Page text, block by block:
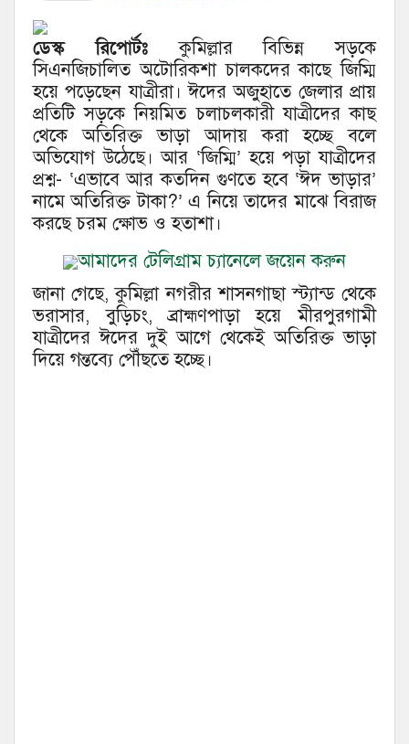
ডেস্ক রিপোর্টঃকুমিল্লার বিভিন্ন সড়কে
সিএনজিচালিত অটোরিকশা চালকদের কাছে জিম্মি
হয়ে পড়েছেন যাত্রীরা। ঈদের অজুহাতে জেলার প্রায়
প্রতিটি সড়কে নিয়মিত চলাচলকারী যাত্রীদের কাছ
থেকে অতিরিক্ত ভাড়া আদায় করা হচ্ছে বলে
অভিযোগ উঠেছে। আর ‘জিম্মি’ হয়ে পড়া যাত্রীদের
প্রশ্ন- ‘এভাবে আর কতদিন গুণতে হবে ‘ঈদ ভাড়ার’
নামে অতিরিক্ত টাকা?’ এ নিয়ে তাদের মাঝে বিরাজ
করছে চরম ক্ষোভ ও হতাশা।
আমাদের টেলিগ্রাম চ্যানেলে জয়েন করুন
জানা গেছে, কুমিল্লা নগরীর শাসনগাছা স্ট্যান্ড থেকে
ভরাসার, বুড়িচং, ব্রাহ্মণপাড়া হয়ে মীরপুরগামী
যাত্রীদের ঈদের দুই আগে থেকেই অতিরিক্ত ভাড়া
দিয়ে গন্তব্যে পৌঁছতে হচ্ছে।